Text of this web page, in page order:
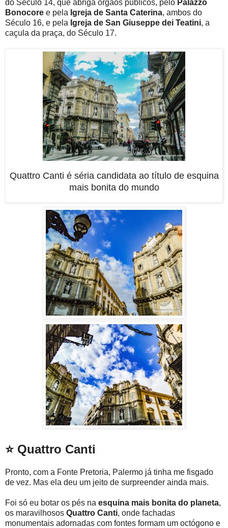
do Século 14, que abriga órgãos públicos, pelo Palazzo
Bonocore e pela Igreja de Santa Caterina, ambos do
Século 16, e pela Igreja de San Giuseppe dei Teatini, a
caçula da praça, do Século 17.
Quattro Canti é séria candidata ao título de esquina
mais bonita do mundo
⭐ Quattro Canti
Pronto, com a Fonte Pretoria, Palermo já tinha me fisgado
de vez. Mas ela deu um jeito de surpreender ainda mais.
Foi só eu botar os pés na esquina mais bonita do planeta,
os maravilhosos Quattro Canti, onde fachadas
monumentais adornadas com fontes formam um octógono e